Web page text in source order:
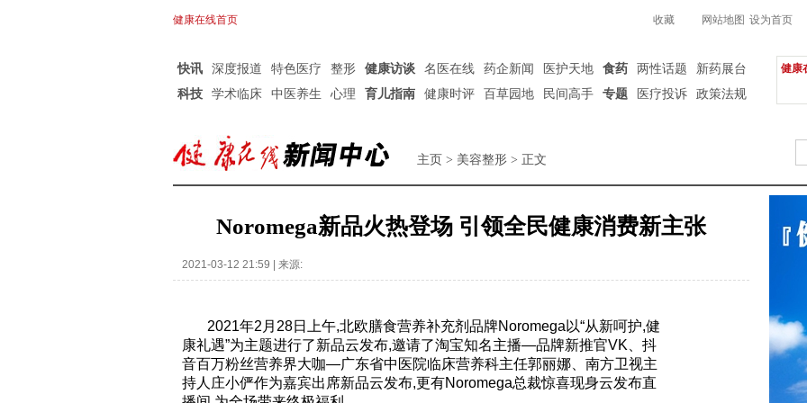
健康在线首页 收藏 网站地图 设为首页
快讯 深度报道 特色医疗 整形 健康访谈 名医在线 药企新闻 医护天地 食药 两性话题
新药展台
科技
学术临床 中医养生 心理 育儿指南 健康时评 百草园地 民间高手 专题 医疗投诉 政策法规
健康
主页 > 美容整形 > 正文
Noromega新品火热登场 引领全民健康消费新主张
2021-03-12 21:59 | 来源:
2021年2月28日上午,北欧膳食营养补充剂品牌Noromega以“从新呵护,健
康礼遇”为主题进行了新品云发布,邀请了淘宝知名主播—品牌新推官VK、抖
音百万粉丝营养界大咖—广东省中医院临床营养科主任郭丽娜、南方卫视主
持人庄小俨作为嘉宾出席新品云发布,更有Noromega总裁惊喜现身云发布直